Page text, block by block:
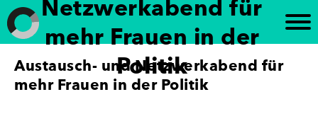
Weiter
zum
Inhalt
Frauen in die Kommunalpolitik
„Brandenburg paritätisch“ setzt sich für die
Förderung der politischen Gleichberechtigung von
Netzwerkabend für
mehr Frauen in der
Politik
Austausch- und Netzwerkabend für
mehr Frauen in der Politik